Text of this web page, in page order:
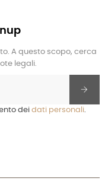
A questo scopo, cerca
legali.
dei dati personali.